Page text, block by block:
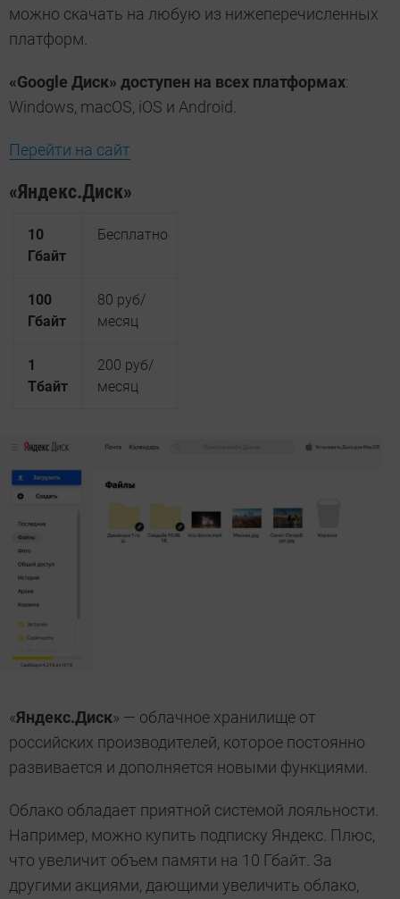
можно скачать на любую из нижеперечисленных
платформ.
«Google Диск» доступен на всех платформах:
Windows, macOS, iOS и Android.
Перейти на сайт
«Яндекс.Диск»
10
Гбайт
Бесплатно
100
Гбайт
80 руб/
месяц
1
Тбайт
200 руб/
месяц
«Яндекс.Диск» — облачное хранилище от
российских производителей, которое постоянно
развивается и дополняется новыми функциями.
Облако обладает приятной системой лояльности.
Например, можно купить подписку Яндекс. Плюс,
что увеличит объем памяти на 10 Гбайт. За
другими акциями, дающими увеличить облако,